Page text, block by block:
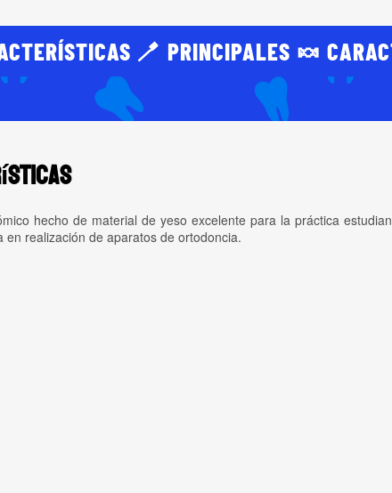
🪥 PRINCIPALES 🍬
hecho de material de yeso excelente para la práctica
en realización de aparatos de ortodoncia.